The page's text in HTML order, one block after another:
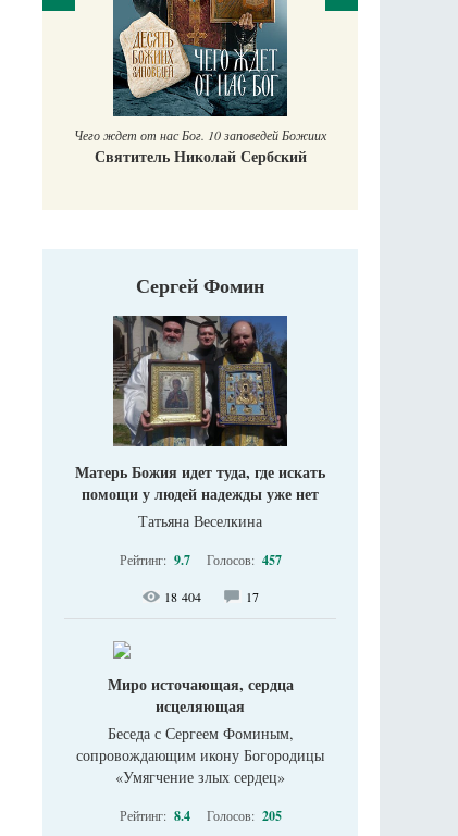
Православный мальчик
Екатерина Баканова
Сергей Фомин
Матерь Божия идет туда, где искать
помощи у людей надежды уже нет
Татьяна Веселкина
Рейтинг: 9.7 Голосов: 457
18 404 17
Миро источающая, сердца
исцеляющая
Беседа с Сергеем Фоминым,
сопровождающим икону Богородицы
«Умягчение злых сердец»
Рейтинг: 8.4 Голосов: 205